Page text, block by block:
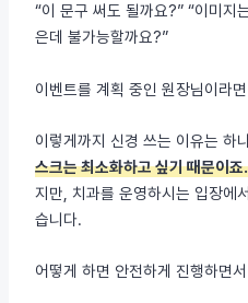
“이 문구 써도 될까요?” “이미지
은데 불가능할까요?”
이벤트를 계획 중인 원장님이라
이렇게까지 신경 쓰는 이유는 하
스크는 최소화하고 싶기 때문이죠.
지만, 치과를 운영하시는 입장에
습니다.
어떻게 하면 안전하게 진행하면